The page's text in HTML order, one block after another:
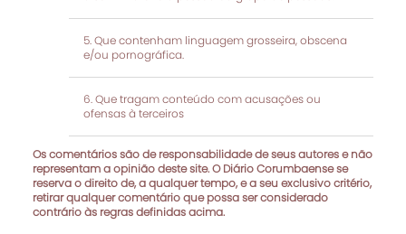
Que contenham linguagem grosseira, obscena
e/ou pornográfica.
Que tragam conteúdo com acusações ou
ofensas à terceiros
Os comentários são de responsabilidade de seus autores e não
representam a opinião deste site. O Diário Corumbaense se
reserva o direito de, a qualquer tempo, e a seu exclusivo critério,
retirar qualquer comentário que possa ser considerado
contrário às regras definidas acima.